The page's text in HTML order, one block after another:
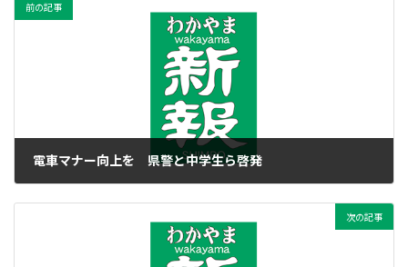
前の記事
電車マナー向上を 県警と中学生ら啓発
次の記事